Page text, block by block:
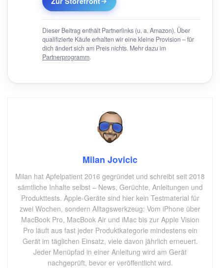
Dieser Beitrag enthält Partnerlinks (u. a. Amazon). Über
qualifizierte Käufe erhalten wir eine kleine Provision – für
dich ändert sich am Preis nichts. Mehr dazu im
Partnerprogramm.
Milan Jovicic
Milan hat Apfelpatient 2016 gegründet und schreibt seit 2018
sämtliche Inhalte selbst – News, Gerüchte, Anleitungen und
Produkttests. Apple-Geräte sind hier kein Testmaterial für
zwei Wochen, sondern Alltagswerkzeug: Vom iPhone über
MacBook Pro, MacBook Air und iMac bis zur Apple Vision
Pro läuft aus fast jeder Produktkategorie mindestens ein
Gerät im täglichen Einsatz, viele davon jährlich erneuert.
Jeder Menüpfad in einer Anleitung wird am Gerät
nachgeprüft, bevor er veröffentlicht wird.